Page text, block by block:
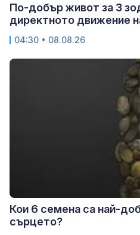
По-добър живот за 3
директното движение
04:30 • 08.08.26
Кои 6 семена са най-
сърцето?